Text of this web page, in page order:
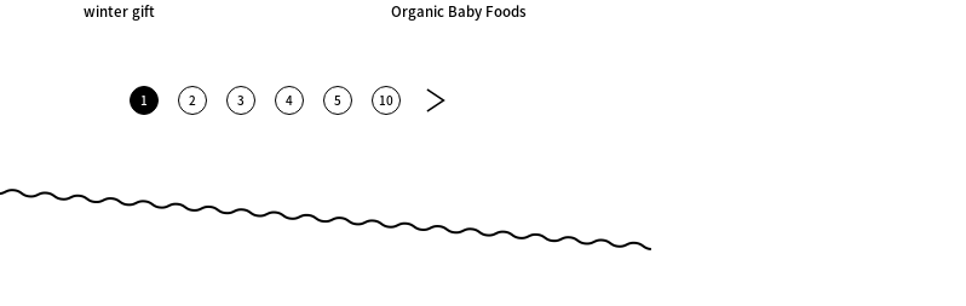
winter gift Organic Baby Foods
1 2 3 4 5 10